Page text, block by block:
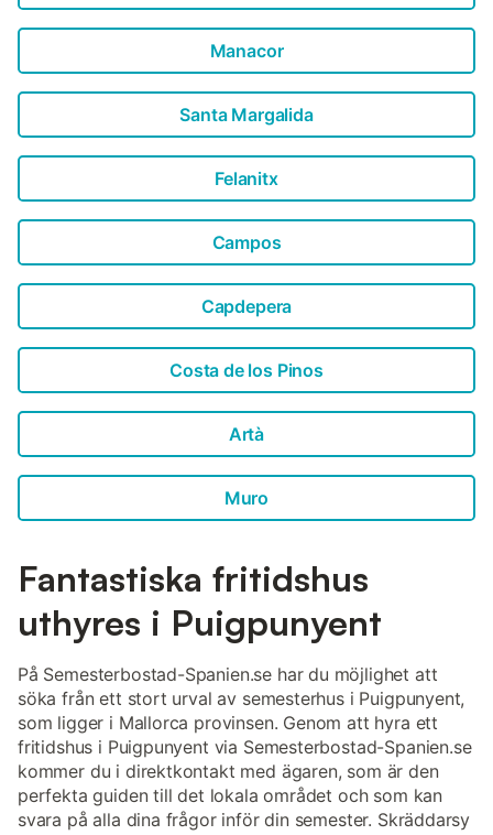
Manacor
Santa Margalida
Felanitx
Campos
Capdepera
Costa de los Pinos
Artà
Muro
Fantastiska fritidshus
uthyres i Puigpunyent
På Semesterbostad-Spanien.se har du möjlighet att
söka från ett stort urval av semesterhus i Puigpunyent,
som ligger i Mallorca provinsen. Genom att hyra ett
fritidshus i Puigpunyent via Semesterbostad-Spanien.se
kommer du i direktkontakt med ägaren, som är den
perfekta guiden till det lokala området och som kan
svara på alla dina frågor inför din semester. Skräddarsy